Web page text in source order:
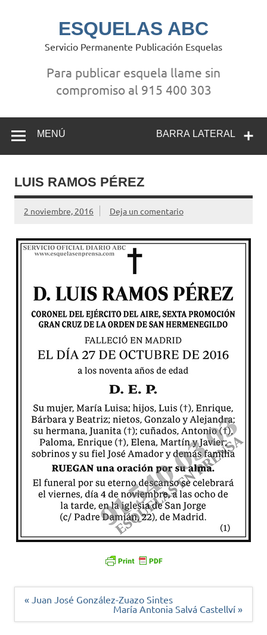
ESQUELAS ABC
Servicio Permanente Publicación Esquelas
Para publicar esquela llame sin
compromiso al 915 400 303
BARRA LATERAL
MENÚ
LUIS RAMOS PÉREZ
2 noviembre, 2016 Deja un comentario
Navegación
« Juan José González-Zuazo Sintes
María Antonia Salvá Castellví »